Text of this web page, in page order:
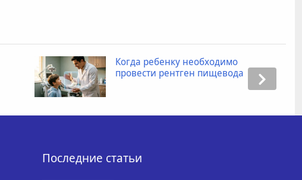
Когда ребенку необходимо
провести рентген пищевода
Последние статьи